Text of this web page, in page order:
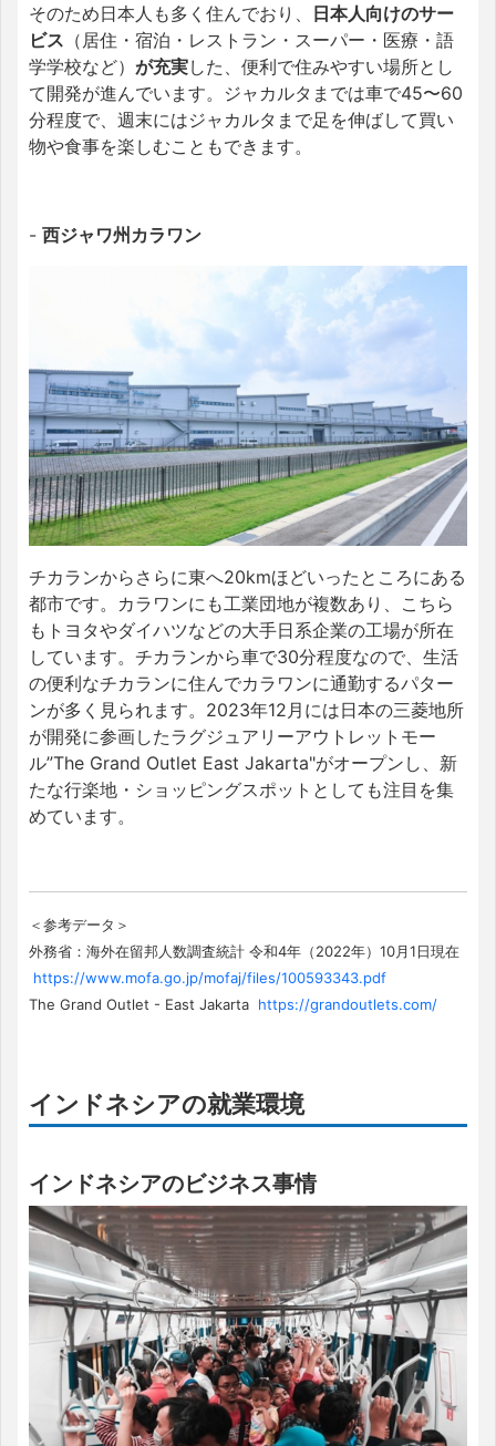
そのため日本人も多く住んでおり、 日本人向けのサー
ビス （居住・宿泊・レストラン・スーパー・医療・語
学学校など） が充実した、便利で住みやすい場所とし
て開発が進んでいます。ジャカルタまでは車で45〜60
分程度で、週末にはジャカルタまで足を伸ばして買い
物や食事を楽しむこともできます。
- 西ジャワ州カラワン
チカランからさらに東へ20kmほどいったところにある
都市です。カラワンにも工業団地が複数あり、こちら
もトヨタやダイハツなどの大手日系企業の工場が所在
しています。チカランから車で30分程度なので、生活
の便利なチカランに住んでカラワンに通勤するパター
ンが多く見られます。2023年12月には日本の三菱地所
が開発に参画したラグジュアリーアウトレットモー
ル”The Grand Outlet East Jakarta"がオープンし、新
たな行楽地・ショッピングスポットとしても注目を集
めています。
＜参考データ＞
外務省：海外在留邦人数調査統計 令和4年（2022年）10月1日現在
https://www.mofa.go.jp/mofaj/files/100593343.pdf
The Grand Outlet - East Jakarta https://grandoutlets.com/
インドネシアの就業環境
インドネシアのビジネス事情